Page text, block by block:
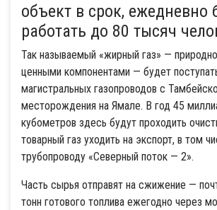
объект в срок, ежедневно
работать до 80 тысяч
Так называемый «жирный газ» —
ценными компонентами — будет
магистральных газопроводов с
месторождения на Ямале. В год 45
кубометров здесь будут проходить
товарный газ уходить на экспорт, в том
трубопроводу «Северный поток — 2».
Часть сырья отправят на сжижение —
тонн готового топлива ежегодно через